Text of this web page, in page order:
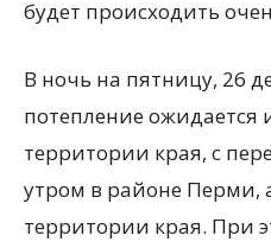
будет происходить
В ночь на пятницу, 26
потепление ожидается
территории края, с
утром в районе Перми,
территории края. При